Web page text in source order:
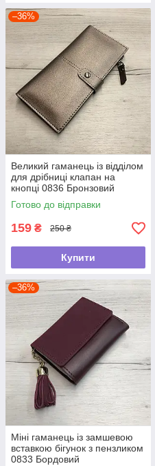
–36%
Великий гаманець із відділом
для дрібниці клапан на
кнопці 0836 Бронзовий
Готово до відправки
159 ₴ 250 ₴
Купити
–36%
Міні гаманець із замшевою
вставкою бігунок з пензликом
0833 Бордовий